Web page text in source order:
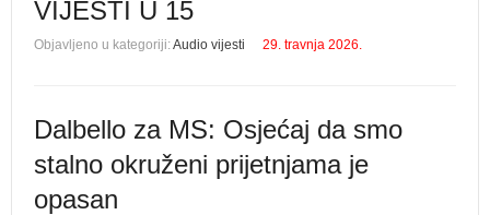
VIJESTI U 15
Objavljeno u kategoriji:Audio vijesti 29. travnja 2026.
Dalbello za MS: Osjećaj da smo
stalno okruženi prijetnjama je
opasan